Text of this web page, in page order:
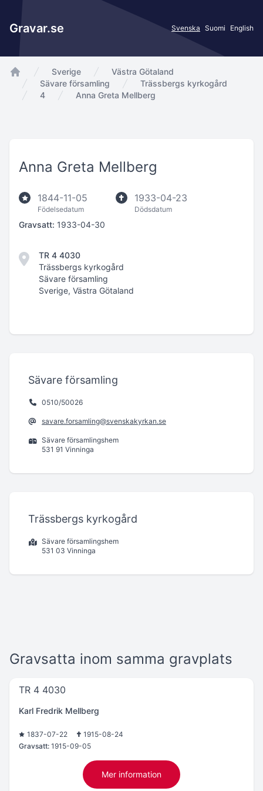
Gravar.se Svenska Suomi English
app.Start
Sverige
Västra Götaland
Sävare församling
Trässbergs kyrkogård
4
Anna Greta Mellberg
Anna Greta Mellberg
1844-11-05
Födelsedatum
1933-04-23
Dödsdatum
Gravsatt: 1933-04-30
TR 4 4030
Trässbergs kyrkogård
Sävare församling
Sverige, Västra Götaland
Sävare församling
0510/50026
savare.forsamling@svenskakyrkan.se
Sävare församlingshem
531 91 Vinninga
Trässbergs kyrkogård
Sävare församlingshem
531 03 Vinninga
Gravsatta inom samma gravplats
TR 4 4030
Karl Fredrik Mellberg
1837-07-22
1915-08-24
Gravsatt: 1915-09-05
Mer information